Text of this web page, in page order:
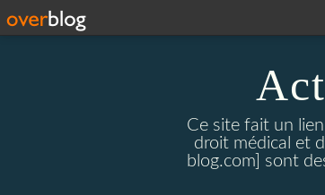
Ce site fait un
droit médical et
blog.com] sont